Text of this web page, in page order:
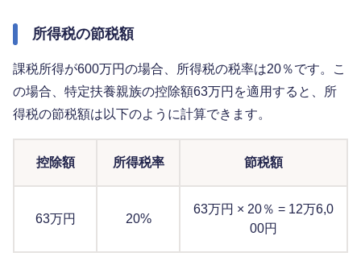
所得税の節税額
課税所得が600万円の場合、所得税の税率は20％です。こ
の場合、特定扶養親族の控除額63万円を適用すると、所
得税の節税額は以下のように計算できます。
控除額 所得税率 節税額
63万円 20%
63万円 × 20％ = 12万6,0
00円